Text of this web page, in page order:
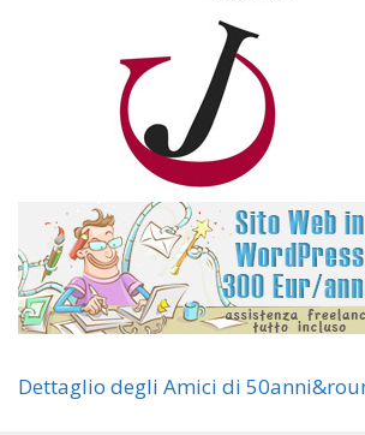
Dettaglio degli Amici di